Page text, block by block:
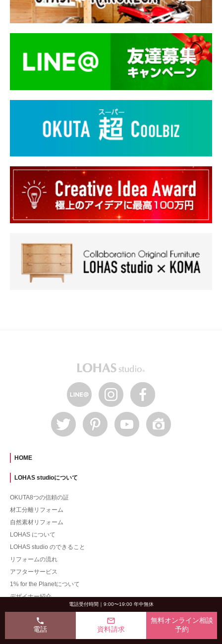
HOME
LOHAS studioについて
OKUTA8つの信頼の証
材工分離リフォーム
自然素材リフォーム
LOHAS について
LOHAS studio のできること
リフォームの流れ
アフターサービス
1% for the Planetについて
デザイナー紹介
品質管理向上への取り組み
施工事例
電話受付時間｜9:00〜19:00 年中無休
phone
電話
mail_outline
資料請求
無料オンライン相談
予約